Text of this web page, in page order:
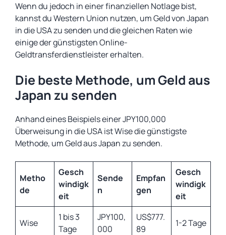
Wenn du jedoch in einer finanziellen Notlage bist,
kannst du Western Union nutzen, um Geld von Japan
in die USA zu senden und die gleichen Raten wie
einige der günstigsten Online-
Geldtransferdienstleister erhalten.
Die beste Methode, um Geld aus
Japan zu senden
Anhand eines Beispiels einer JPY100,000
Überweisung in die USA ist Wise die günstigste
Methode, um Geld aus Japan zu senden.
Metho
de
Gesch
windigk
eit
Sende
n
Empfan
gen
Gesch
windigk
eit
Wise
1 bis 3
Tage
JPY100,
000
US$777.
89
1-2 Tage